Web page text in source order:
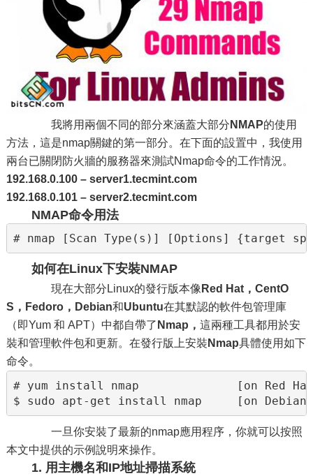
我將用兩個不同的部分來涵蓋大部分 NMAP的使用
方法，這是nmap關鍵的第一部分。在下面的設置中，我使用
兩台已關閉防火牆的服務器來測試Nmap命令的工作情況。
192.168.0.100 – server1.tecmint.com
192.168.0.101 – server2.tecmint.com
NMAP命令用法
# nmap [Scan Type(s)] [Options] {target
如何在Linux下安裝NMAP
現在大部分Linux的發行版本像 Red Hat，CentO
S，Fedoro，Debian和Ubuntu在其默認的軟件包管理庫
（即Yum 和 APT）中都自帶了 Nmap ， 這兩種工具都用於安
裝和管理軟件包和更新。在發行版上安裝 Nmap具體使用如下
命令。
# yum install nmap		[on Red Hat based systems]
$ sudo apt-get install
一旦你安裝了最新的nmap應用程序，你就可以按照
本文中提供的示例說明來操作。
1. 用主機名和IP地址掃描系統